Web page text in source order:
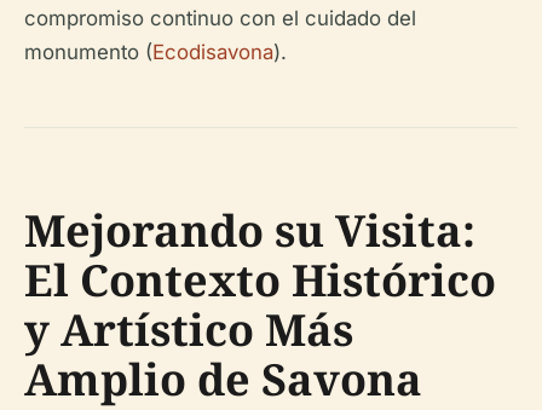
compromiso continuo con el cuidado del
monumento (Ecodisavona).
Mejorando su Visita:
El Contexto Histórico
y Artístico Más
Amplio de Savona